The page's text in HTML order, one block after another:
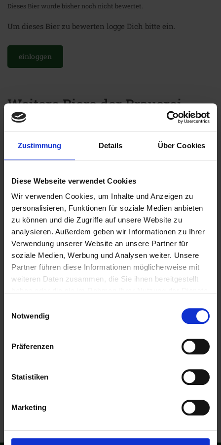
Zustimmung Details Über Cookies
Diese Webseite verwendet Cookies
Wir verwenden Cookies, um Inhalte und Anzeigen zu
personalisieren, Funktionen für soziale Medien anbieten
zu können und die Zugriffe auf unsere Website zu
analysieren. Außerdem geben wir Informationen zu Ihrer
Verwendung unserer Website an unsere Partner für
soziale Medien, Werbung und Analysen weiter. Unsere
Partner führen diese Informationen möglicherweise mit
weiteren Daten zusammen, die Sie ihnen bereitgestellt
Notwendig
Präferenzen
Statistiken
Marketing
Dieses Bier wurde bisher noch nicht bewertet.
Um dieses Bier zu bewerten logge Dich bitte ein.
einloggen
Weitere Biere der Brauerei
Weitere Biere des Bierstils
Weizen hell